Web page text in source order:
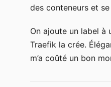
des conteneurs et
On ajoute un label à
Traefik la crée.
m’a coûté un bon